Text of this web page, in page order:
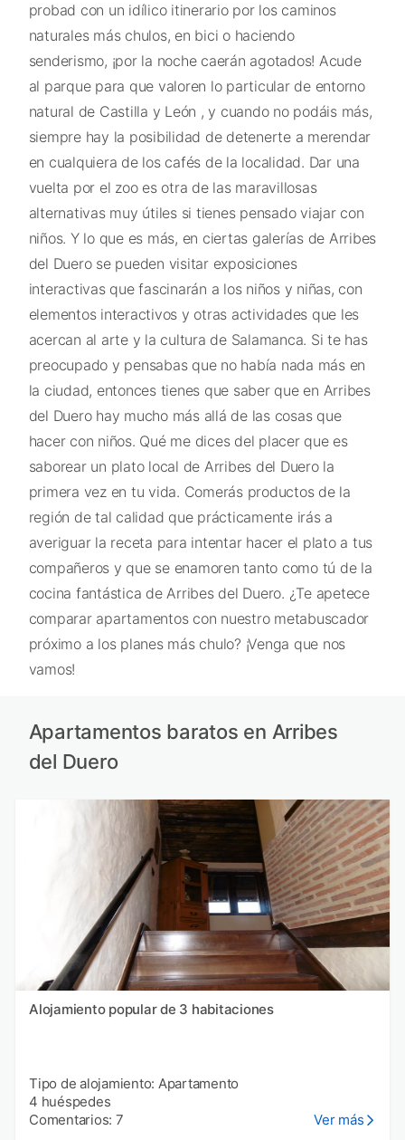
probad con un idílico itinerario por los caminos
naturales más chulos, en bici o haciendo
senderismo, ¡por la noche caerán agotados! Acude
al parque para que valoren lo particular de entorno
natural de Castilla y León , y cuando no podáis más,
siempre hay la posibilidad de detenerte a merendar
en cualquiera de los cafés de la localidad. Dar una
vuelta por el zoo es otra de las maravillosas
alternativas muy útiles si tienes pensado viajar con
niños. Y lo que es más, en ciertas galerías de Arribes
del Duero se pueden visitar exposiciones
interactivas que fascinarán a los niños y niñas, con
elementos interactivos y otras actividades que les
acercan al arte y la cultura de Salamanca. Si te has
preocupado y pensabas que no había nada más en
la ciudad, entonces tienes que saber que en Arribes
del Duero hay mucho más allá de las cosas que
hacer con niños. Qué me dices del placer que es
saborear un plato local de Arribes del Duero la
primera vez en tu vida. Comerás productos de la
región de tal calidad que prácticamente irás a
averiguar la receta para intentar hacer el plato a tus
compañeros y que se enamoren tanto como tú de la
cocina fantástica de Arribes del Duero. ¿Te apetece
comparar apartamentos con nuestro metabuscador
próximo a los planes más chulo? ¡Venga que nos
vamos!
Apartamentos baratos en Arribes
del Duero
Alojamiento popular de 3 habitaciones
Tipo de alojamiento: Apartamento
4 huéspedes
Comentarios: 7
Ver más